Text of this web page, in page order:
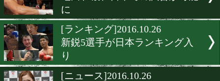
[会見]2016.10.27
帰戦